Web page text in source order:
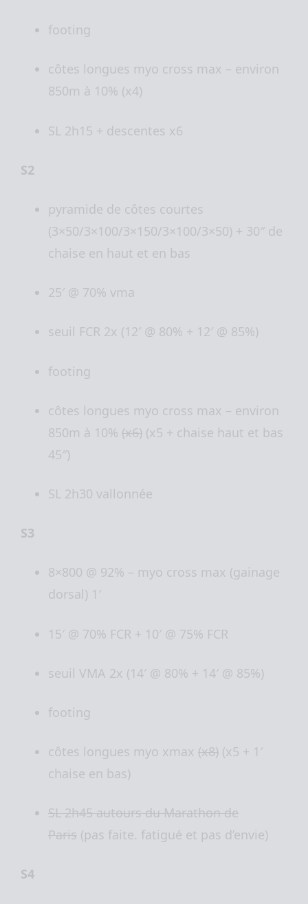
footing
côtes longues myo cross max – environ
850m à 10% (x4)
SL 2h15 + descentes x6
S2
pyramide de côtes courtes
(3×50/3×100/3×150/3×100/3×50) + 30″ de
chaise en haut et en bas
25′ @ 70% vma
seuil FCR 2x (12′ @ 80% + 12′ @ 85%)
footing
côtes longues myo cross max – environ
850m à 10% (x6) (x5 + chaise haut et bas
45″)
SL 2h30 vallonnée
S3
8×800 @ 92% – myo cross max (gainage
dorsal) 1′
15′ @ 70% FCR + 10′ @ 75% FCR
seuil VMA 2x (14′ @ 80% + 14′ @ 85%)
footing
côtes longues myo xmax (x8) (x5 + 1′
chaise en bas)
SL 2h45 autours du Marathon de
Paris (pas faite. fatigué et pas d’envie)
S4